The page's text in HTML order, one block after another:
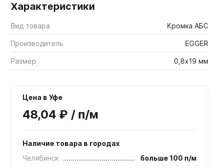
Характеристики
Вид товара Кромка АБС
Производитель EGGER
Размер 0,8х19 мм
Цена в Уфе
48,04 ₽ / п/м
Наличие товара в городах
Челябинск
больше 100 п/м